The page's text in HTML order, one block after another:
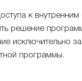
к
решение
исключительно
программы.